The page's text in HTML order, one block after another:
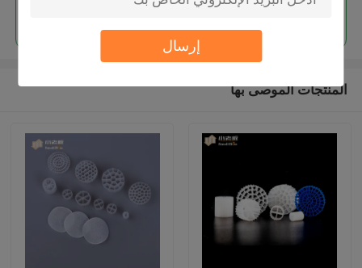
إرسال
استمر
المنتجات الموصى بها